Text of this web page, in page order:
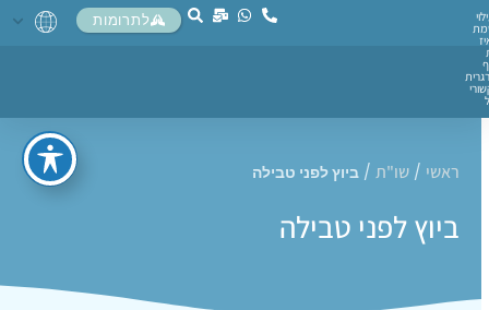
לתרומות
ראשי / שו"ת / ביוץ לפני טבילה
ביוץ לפני טבילה